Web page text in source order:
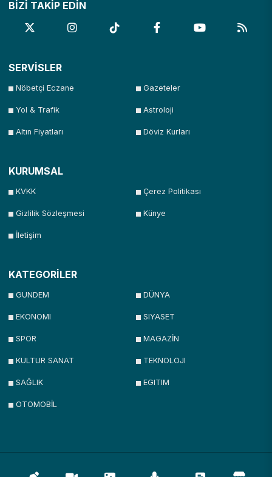
BİZİ TAKİP EDİN
SERVİSLER
Nöbetçi Eczane Gazeteler
Yol & Trafik Astroloji
Altın Fiyatları Döviz Kurları
KURUMSAL
KVKK Çerez Politikası
Gizlilik Sözleşmesi Künye
İletişim
KATEGORİLER
GUNDEM DÜNYA
EKONOMI SIYASET
SPOR MAGAZİN
KULTUR SANAT TEKNOLOJI
SAĞLIK EGITIM
OTOMOBİL